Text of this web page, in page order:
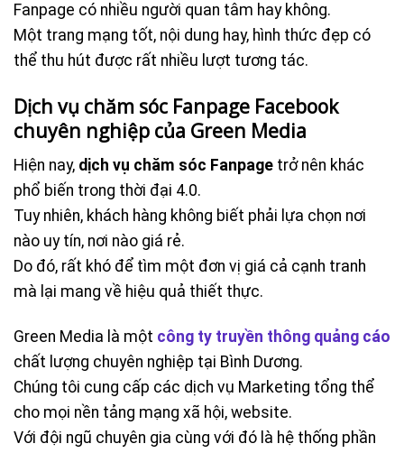
Fanpage có nhiều người quan tâm hay không.
Một trang mạng tốt, nội dung hay, hình thức đẹp có
thể thu hút được rất nhiều lượt tương tác.
Dịch vụ chăm sóc Fanpage Facebook
chuyên nghiệp của Green Media
Hiện nay, dịch vụ chăm sóc Fanpage trở nên khác
phổ biến trong thời đại 4.0.
Tuy nhiên, khách hàng không biết phải lựa chọn nơi
nào uy tín, nơi nào giá rẻ.
Do đó, rất khó để tìm một đơn vị giá cả cạnh tranh
mà lại mang về hiệu quả thiết thực.
Green Media là một công ty truyền thông quảng cáo
chất lượng chuyên nghiệp tại Bình Dương.
Chúng tôi cung cấp các dịch vụ Marketing tổng thể
cho mọi nền tảng mạng xã hội, website.
Với đội ngũ chuyên gia cùng với đó là hệ thống phần